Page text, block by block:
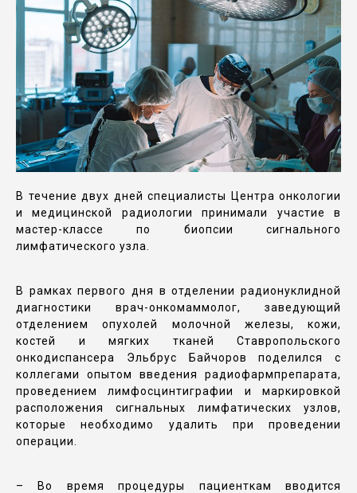
В течение двух дней специалисты Центра онкологии
и медицинской радиологии принимали участие в
мастер-классе по биопсии сигнального
лимфатического узла.
В рамках первого дня в отделении радионуклидной
диагностики врач-онкомаммолог, заведующий
отделением опухолей молочной железы, кожи,
костей и мягких тканей Ставропольского
онкодиспансера Эльбрус Байчоров поделился с
коллегами опытом введения радиофармпрепарата,
проведением лимфосцинтиграфии и маркировкой
расположения сигнальных лимфатических узлов,
которые необходимо удалить при проведении
операции.
– Во время процедуры пациенткам вводится